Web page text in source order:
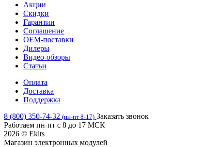
Акции
Скидки
Гарантии
Соглашение
OEM-поставки
Дилеры
Видео-обзоры
Статьи
Оплата
Доставка
Поддержка
8 (800) 350-74-32 (пн-пт 8-17) Заказать звонок
Работаем пн-пт с 8 до 17 МСК
2026 © Ekits
Магазин электронных модулей